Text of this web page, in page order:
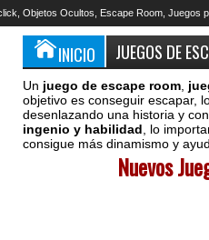
Objetos Ocultos, Escape Room, Juegos
INICIO JUEGOS DE
Un juego de escape room
objetivo es conseguir escapar,
desenlazando una historia y
ingenio y habilidad , lo
consigue más dinamismo y
Nuevos